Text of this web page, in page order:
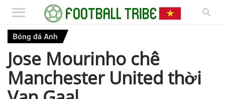
Bóng đá Anh
Jose Mourinho chê
Manchester United thời